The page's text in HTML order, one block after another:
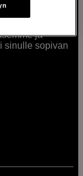
valitsemaan
ja
sinulle sopivan